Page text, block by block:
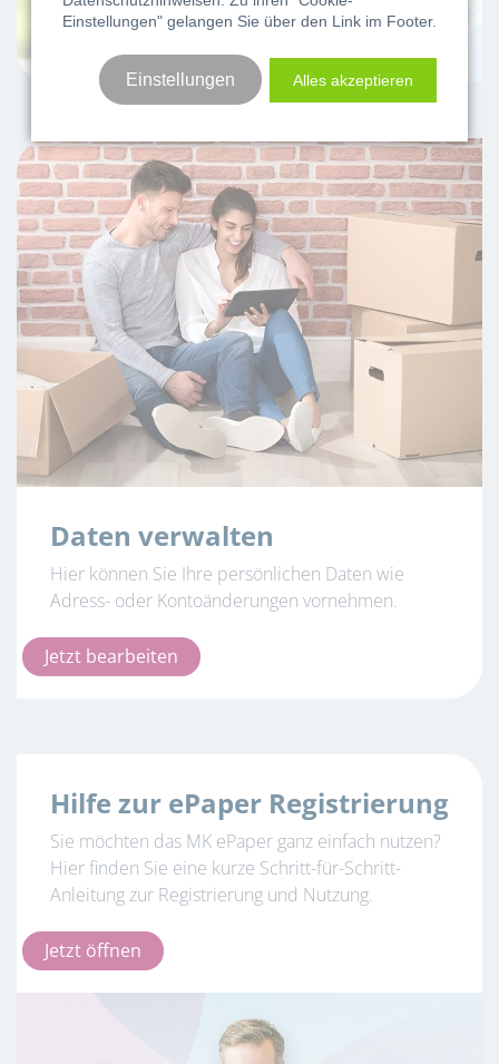
Daten verwalten
Hier können Sie Ihre persönlichen Daten wie
Adress- oder Kontoänderungen vornehmen.
Jetzt bearbeiten
Hilfe zur ePaper Registrierung
Sie möchten das MK ePaper ganz einfach nutzen?
Hier finden Sie eine kurze Schritt-für-Schritt-
Anleitung zur Registrierung und Nutzung.
Jetzt öffnen
Einstellungen" gelangen Sie über den Link im Footer.
Einstellungen Alles akzeptieren